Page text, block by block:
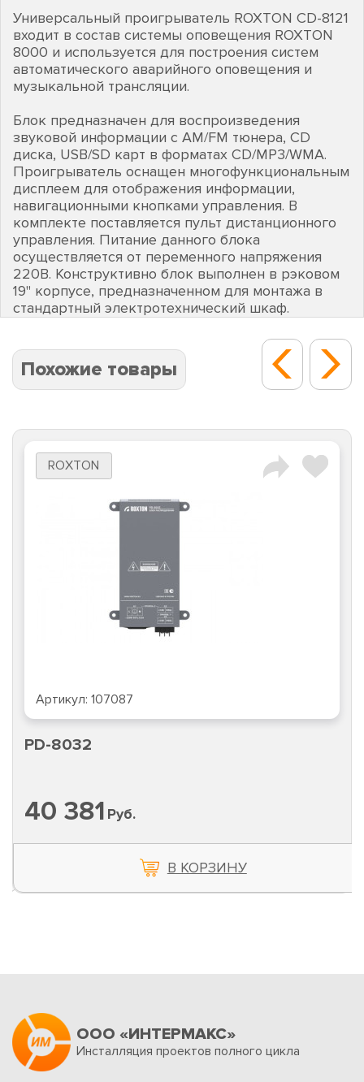
Универсальный проигрыватель ROXTON CD-8121
входит в состав системы оповещения ROXTON
8000 и используется для построения систем
автоматического аварийного оповещения и
музыкальной трансляции.
Блок предназначен для воспроизведения
звуковой информации c AM/FM тюнера, CD
диска, USB/SD карт в форматах CD/MP3/WMA.
Проигрыватель оснащен многофункциональным
дисплеем для отображения информации,
навигационными кнопками управления. В
комплекте поставляется пульт дистанционного
управления. Питание данного блока
осуществляется от переменного напряжения
220В. Конструктивно блок выполнен в рэковом
19" корпусе, предназначенном для монтажа в
стандартный электротехнический шкаф.
Похожие товары
ROXTON
Артикул: 107087
PD-8032
40 381 Руб.
В КОРЗИНУ
ООО «ИНТЕРМАКС»
Инсталляция проектов полного цикла